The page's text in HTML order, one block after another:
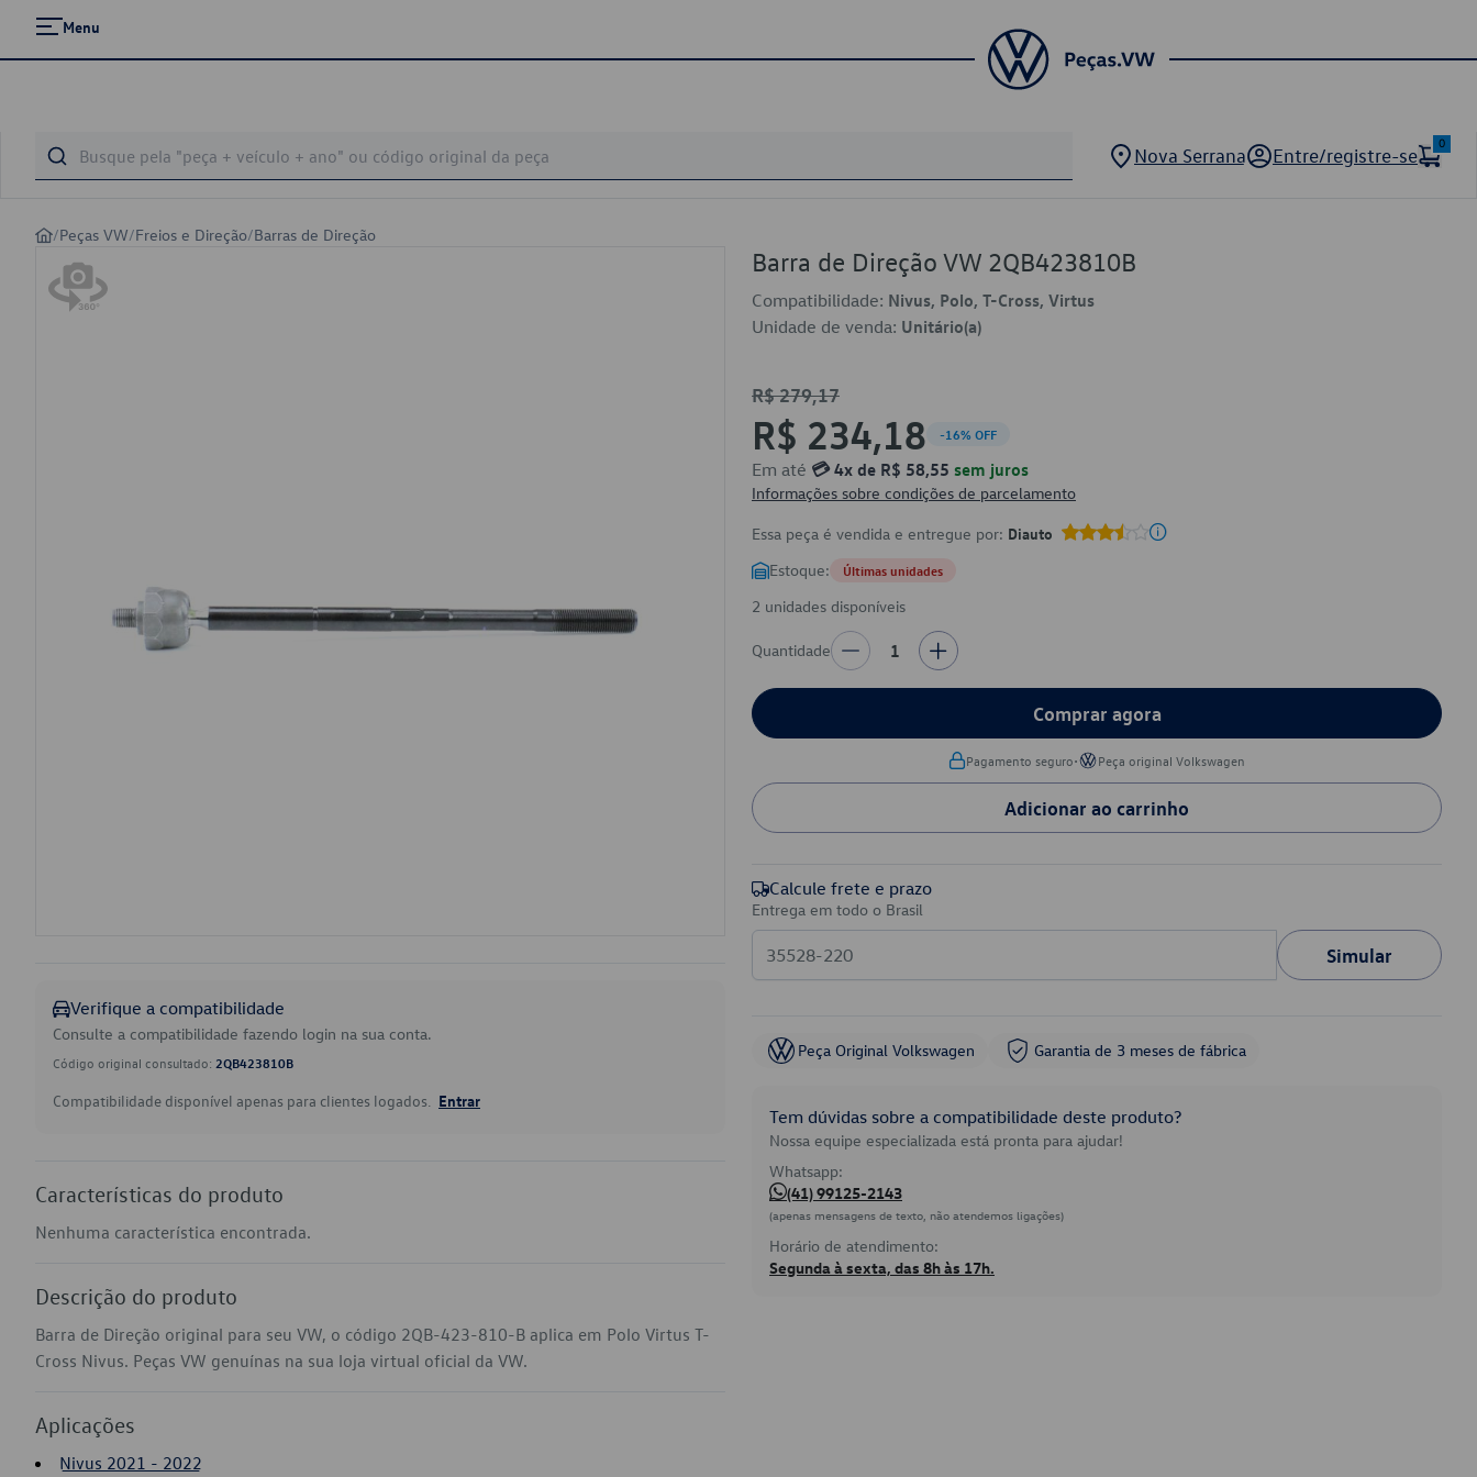
Menu
Nova Serrana Entre/registre-se
0
/Peças VW/Freios e Direção/Barras de Direção
Verifique a compatibilidade
Consulte a compatibilidade fazendo login na sua conta.
Código original consultado: 2QB423810B
Compatibilidade disponível apenas para clientes logados. Entrar
Características do produto
Nenhuma característica encontrada.
Descrição do produto
Barra de Direção original para seu VW, o código 2QB-423-810-B aplica em Polo Virtus T-
Cross Nivus. Peças VW genuínas na sua loja virtual oficial da VW.
Aplicações
Nivus 2021 - 2022
Barra de Direção VW 2QB423810B
Compatibilidade: Nivus, Polo, T-Cross, Virtus
Unidade de venda: Unitário(a)
R$ 279,17
R$ 234,18 -16% OFF
Em até 💳 4x de R$ 58,55 sem juros
Informações sobre condições de parcelamento
Essa peça é vendida e entregue por: Diauto
Estoque: Últimas unidades
2 unidades disponíveis
Quantidade 1
Comprar agora
Pagamento seguro• Peça original Volkswagen
Adicionar ao carrinho
Calcule frete e prazo
Entrega em todo o Brasil
Simular
Peça Original Volkswagen Garantia de 3 meses de fábrica
Tem dúvidas sobre a compatibilidade deste produto?
Nossa equipe especializada está pronta para ajudar!
Whatsapp:
(41) 99125-2143
(apenas mensagens de texto, não atendemos ligações)
Horário de atendimento:
Segunda à sexta, das 8h às 17h.